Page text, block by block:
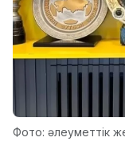
Фото: әлеуметтік